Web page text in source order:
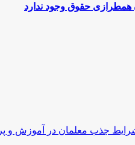
حقوق وجود ندارد